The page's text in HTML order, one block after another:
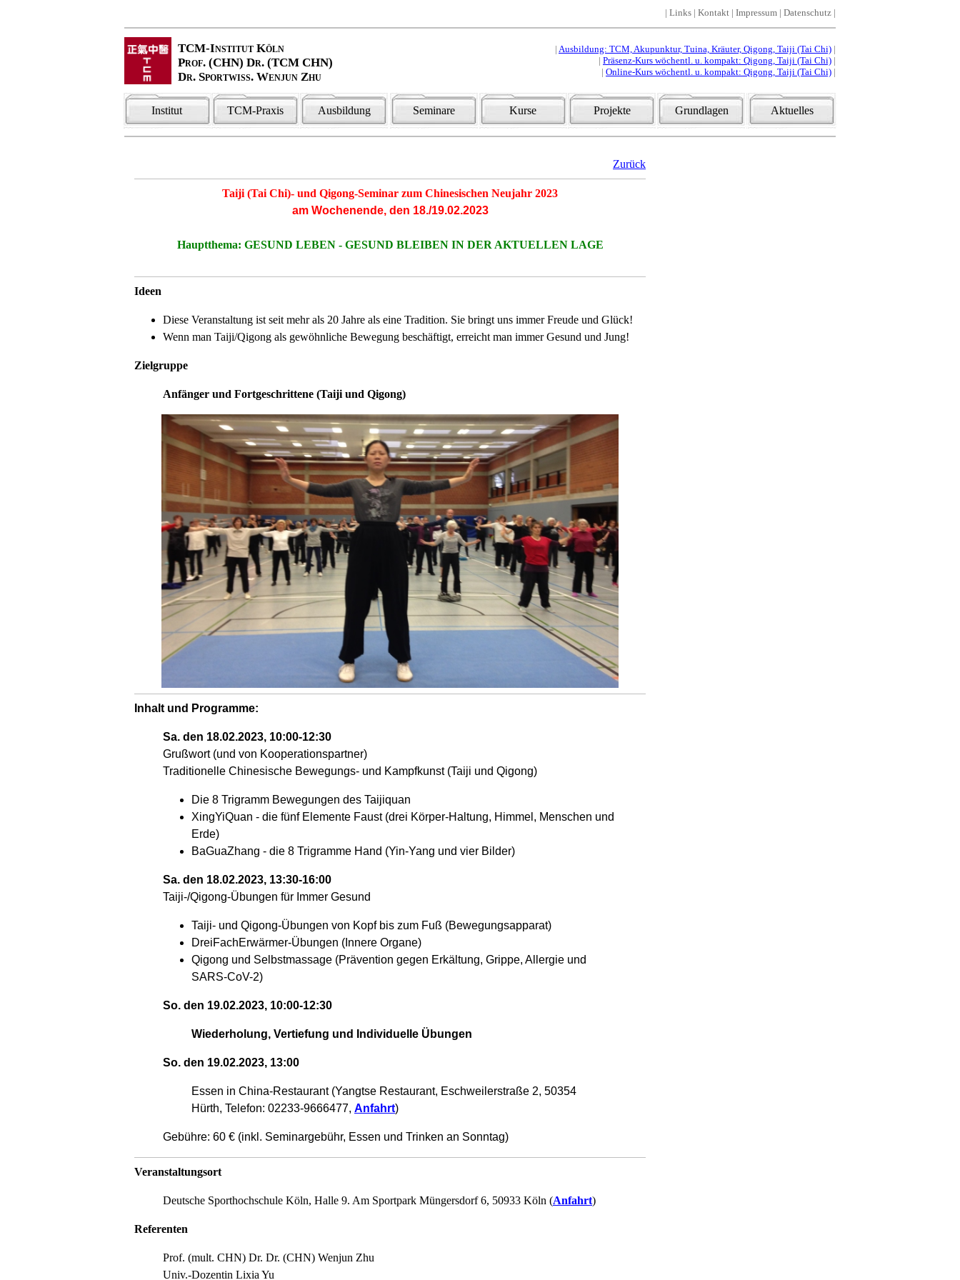
| Links | Kontakt | Impressum | Datenschutz |
TCM-Institut Köln
Prof. (CHN) Dr. (TCM CHN)
Dr. Sportwiss. Wenjun Zhu
| Ausbildung: TCM, Akupunktur, Tuina, Kräuter, Qigong, Taiji (Tai Chi) |
| Präsenz-Kurs wöchentl. u. kompakt: Qigong, Taiji (Tai Chi) |
| Online-Kurs wöchentl. u. kompakt: Qigong, Taiji (Tai Chi) |
Institut TCM-Praxis Ausbildung Seminare Kurse Projekte Grundlagen Aktuelles
Zurück
Taiji (Tai Chi)- und Qigong-Seminar zum Chinesischen Neujahr 2023
am Wochenende, den 18./19.02.2023
Hauptthema: GESUND LEBEN - GESUND BLEIBEN IN DER AKTUELLEN LAGE
Ideen
Diese Veranstaltung ist seit mehr als 20 Jahre als eine Tradition. Sie bringt uns immer Freude und Glück!
Wenn man Taiji/Qigong als gewöhnliche Bewegung beschäftigt, erreicht man immer Gesund und Jung!
Zielgruppe
Anfänger und Fortgeschrittene (Taiji und Qigong)
Inhalt und Programme:
Sa. den 18.02.2023, 10:00-12:30
Grußwort (und von Kooperationspartner)
Traditionelle Chinesische Bewegungs- und Kampfkunst (Taiji und Qigong)
Die 8 Trigramm Bewegungen des Taijiquan
XingYiQuan - die fünf Elemente Faust (drei Körper-Haltung, Himmel, Menschen und
Erde)
BaGuaZhang - die 8 Trigramme Hand (Yin-Yang und vier Bilder)
Sa. den 18.02.2023, 13:30-16:00
Taiji-/Qigong-Übungen für Immer Gesund
Taiji- und Qigong-Übungen von Kopf bis zum Fuß (Bewegungsapparat)
DreiFachErwärmer-Übungen (Innere Organe)
Qigong und Selbstmassage (Prävention gegen Erkältung, Grippe, Allergie und
SARS-CoV-2)
So. den 19.02.2023, 10:00-12:30
Wiederholung, Vertiefung und Individuelle Übungen
So. den 19.02.2023, 13:00
Essen in China-Restaurant (Yangtse Restaurant, Eschweilerstraße 2, 50354
Hürth, Telefon: 02233-9666477, Anfahrt)
Gebühre: 60 € (inkl. Seminargebühr, Essen und Trinken an Sonntag)
Veranstaltungsort
Deutsche Sporthochschule Köln, Halle 9. Am Sportpark Müngersdorf 6, 50933 Köln (Anfahrt)
Referenten
Prof. (mult. CHN) Dr. Dr. (CHN) Wenjun Zhu
Univ.-Dozentin Lixia Yu